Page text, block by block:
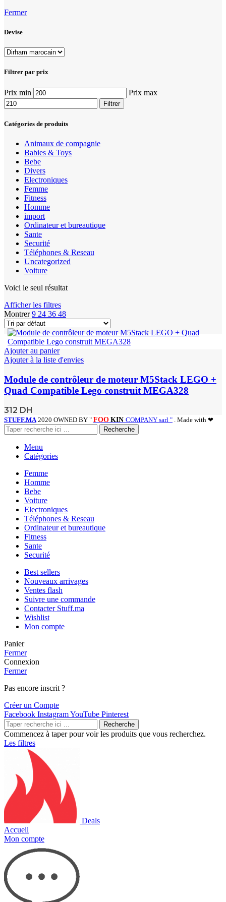
Fermer
Devise
Filtrer par prix
Prix min Prix max
Filtrer
Catégories de produits
Animaux de compagnie
Babies & Toys
Bebe
Divers
Electroniques
Femme
Fitness
Homme
import
Ordinateur et bureautique
Sante
Securité
Téléphones & Reseau
Uncategorized
Voiture
Voici le seul résultat
Afficher les filtres
Montrer9 24 36 48
Ajouter au panier
Ajouter à la liste d'envies
Module de contrôleur de moteur M5Stack LEGO +
Quad Compatible Lego construit MEGA328
312 DH
STUFF.MA 2020 OWNED BY " FOO KIN COMPANY sarl " . Made with ❤
Recherche
Menu
Catégories
Femme
Homme
Bebe
Voiture
Electroniques
Téléphones & Reseau
Ordinateur et bureautique
Fitness
Sante
Securité
Best sellers
Nouveaux arrivages
Ventes flash
Suivre une commande
Contacter Stuff.ma
Wishlist
Mon compte
Panier
Fermer
Connexion
Fermer
Pas encore inscrit ?
Créer un Compte
Facebook InstagramYouTube Pinterest
Recherche
Commencez à taper pour voir les produits que vous recherchez.
Les filtres
Deals
Accueil
Mon compte